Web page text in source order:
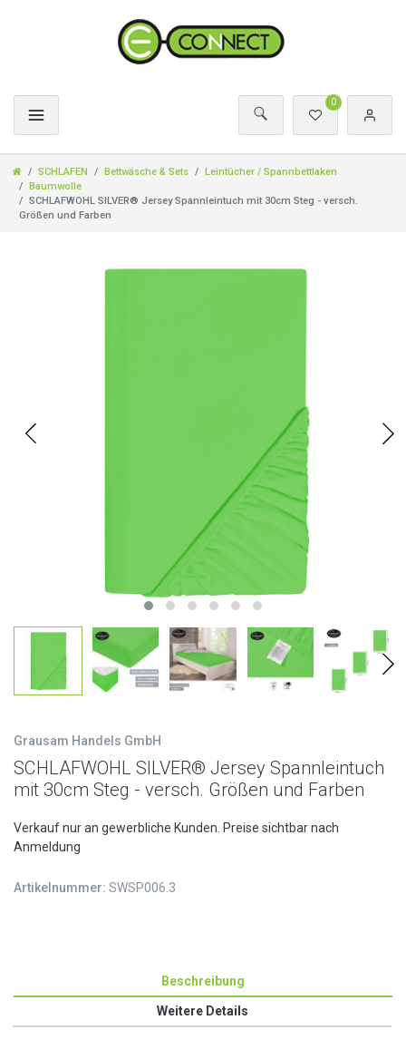
0
SCHLAFEN Bettwäsche & Sets
Leintücher / Spannbettlaken
Baumwolle
SCHLAFWOHL SILVER® Jersey Spannleintuch mit 30cm Steg - versch.
Größen und Farben
Grausam Handels GmbH
SCHLAFWOHL SILVER® Jersey Spannleintuch
mit 30cm Steg - versch. Größen und Farben
Verkauf nur an gewerbliche Kunden. Preise sichtbar nach
Anmeldung
Artikelnummer: SWSP006.3
Beschreibung
Weitere Details